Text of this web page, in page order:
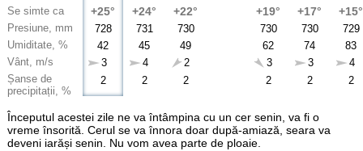
Se simte ca
Presiune, mm
Umiditate, %
Vânt, m/s
Șanse de
precipitații, %
+25°
728
42
3
2
+24°
731
45
4
2
+22°
730
49
2
2
+19°
730
62
3
2
+17°
730
74
3
2
+15°
729
83
4
2
Începutul acestei zile ne va întâmpina cu un cer senin, va fi o
vreme însorită. Cerul se va înnora doar după-amiază, seara va
deveni iarăși senin. Nu vom avea parte de ploaie.